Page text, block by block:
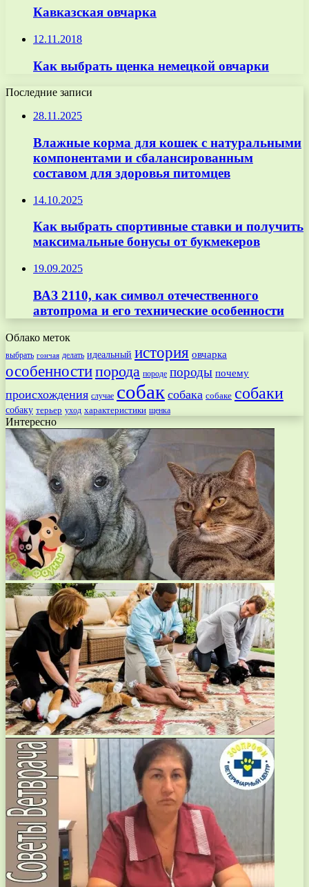
Кавказская овчарка
12.11.2018
Как выбрать щенка немецкой овчарки
Последние записи
28.11.2025
Влажные корма для кошек с натуральными
компонентами и сбалансированным
составом для здоровья питомцев
14.10.2025
Как выбрать спортивные ставки и получить
максимальные бонусы от букмекеров
19.09.2025
ВАЗ 2110, как символ отечественного
автопрома и его технические особенности
Облако меток
выбрать гончая делать идеальный история овчарка
особенностипорода породе породы почему
происхождения случае собак собака собаке собаки
собаку терьер уход характеристики щенка
Интересно